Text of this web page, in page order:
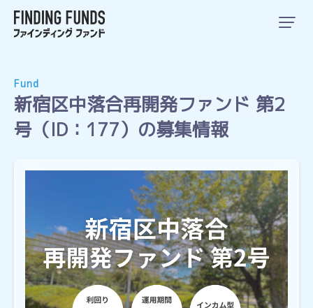
Fund
新宿区中落合再開発ファンド 第2
号（ID：177）の募集情報